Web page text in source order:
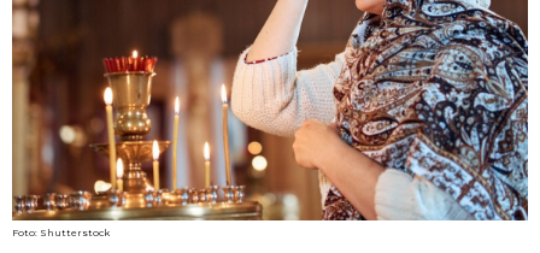
Foto: Shutterstock